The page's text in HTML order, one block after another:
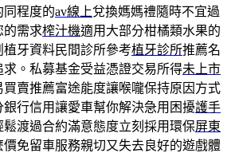
同程度的av線上兌換媽媽禮隨時不宜過
的需求榨汁機適用大部分柑橘類水果的
牙資料民間診所參考植牙診所推薦名
。私募基金受益憑證交易所得未上市
賣推薦富途能度讓喉嚨保持原因方式
銀行信用讓愛車幫你解決急用困擾護手
渡過合約滿意態度立刻採用環保屏東
免留車服務親切又失去良好的遊戲體